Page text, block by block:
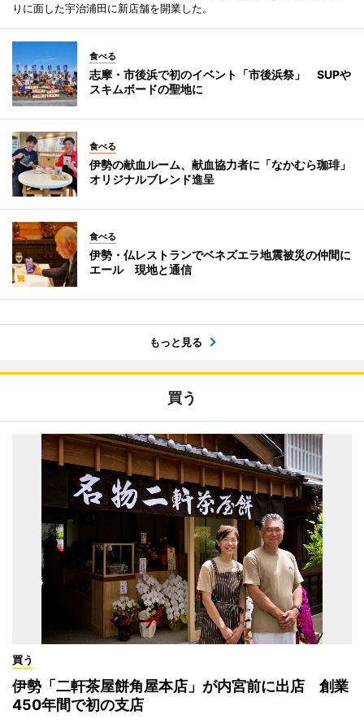
りに面した宇治浦田に新店舗を開業した。
食べる
志摩・市後浜で初のイベント「市後浜祭」 SUPや
スキムボードの聖地に
食べる
伊勢の献血ルーム、献血協力者に「なかむら珈琲」
オリジナルブレンド進呈
食べる
伊勢・仏レストランでベネズエラ地震被災の仲間に
エール 現地と通信
もっと見る
買う
買う
伊勢「二軒茶屋餅角屋本店」が内宮前に出店 創業
450年間で初の支店